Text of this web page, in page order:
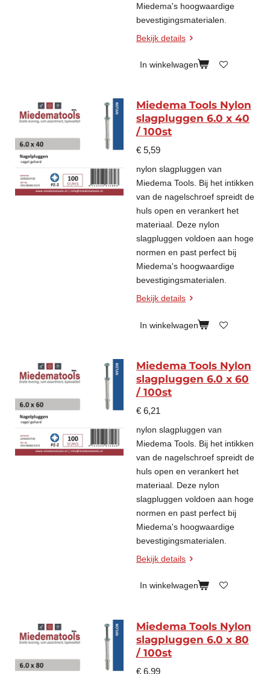
Miedema's hoogwaardige
bevestigingsmaterialen.
Bekijk details
In winkelwagen
Miedema Tools Nylon
slagpluggen 6.0 x 40
/ 100st
€ 5,59
nylon slagpluggen van
Miedema Tools. Bij het intikken
van de nagelschroef spreidt de
huls open en verankert het
materiaal. Deze nylon
slagpluggen voldoen aan hoge
normen en past perfect bij
Miedema's hoogwaardige
bevestigingsmaterialen.
Bekijk details
In winkelwagen
Miedema Tools Nylon
slagpluggen 6.0 x 60
/ 100st
€ 6,21
nylon slagpluggen van
Miedema Tools. Bij het intikken
van de nagelschroef spreidt de
huls open en verankert het
materiaal. Deze nylon
slagpluggen voldoen aan hoge
normen en past perfect bij
Miedema's hoogwaardige
bevestigingsmaterialen.
Bekijk details
In winkelwagen
Miedema Tools Nylon
slagpluggen 6.0 x 80
/ 100st
€ 6,99